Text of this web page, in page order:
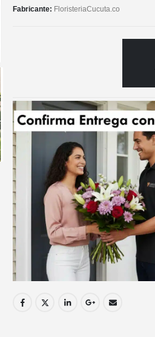
Fabricante: FloristeriaCucuta.co